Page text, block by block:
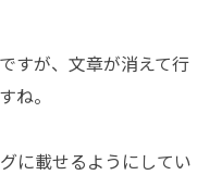
すが、文章が消えて行
ね。
に載せるようにしてい